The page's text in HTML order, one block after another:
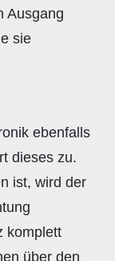
Ausgang
sie
ebenfalls
dieses zu.
ist, wird der
komplett
über den